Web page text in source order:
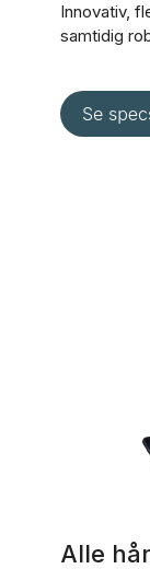
Innovativ,
samtidig
Alle